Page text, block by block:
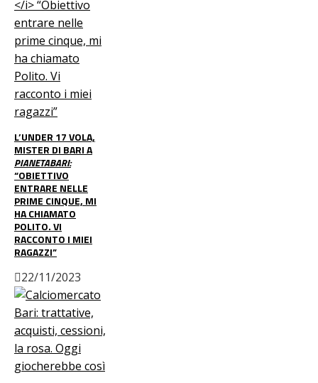
L’UNDER 17 VOLA,
MISTER DI BARI A
PIANETABARI:
“OBIETTIVO
ENTRARE NELLE
PRIME CINQUE, MI
HA CHIAMATO
POLITO. VI
RACCONTO I MIEI
RAGAZZI”
22/11/2023